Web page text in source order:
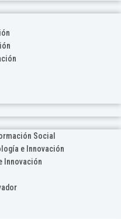
Social
e Innovación
Innovación